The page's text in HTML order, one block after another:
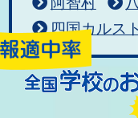
四国カルスト